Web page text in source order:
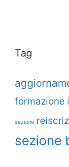
Tag
formazione
sezione
sezione